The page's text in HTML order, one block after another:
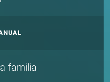
familia